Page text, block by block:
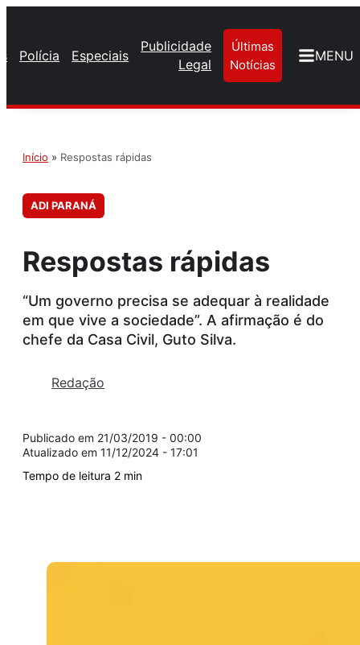
Polícia Especiais
Publicidade
Legal
Últimas
Notícias
MENU
Início » Respostas rápidas
ADI PARANÁ
Respostas rápidas
“Um governo precisa se adequar à realidade
em que vive a sociedade”. A afirmação é do
chefe da Casa Civil, Guto Silva.
Redação
21/03/2019 - 00:00
11/12/2024 - 17:01